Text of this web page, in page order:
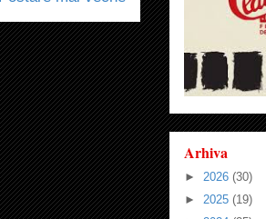
Arhiva
► 2026 (30)
► 2025 (19)